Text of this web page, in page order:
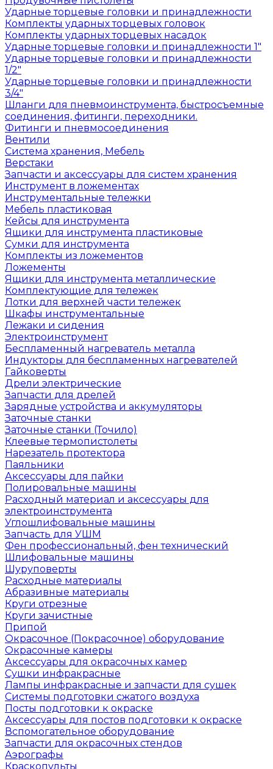
Ударные торцевые головки и принадлежности
Комплекты ударных торцевых головок
Комплекты ударных торцевых насадок
Ударные торцевые головки и принадлежности 1"
Ударные торцевые головки и принадлежности
1/2"
Ударные торцевые головки и принадлежности
3/4"
Шланги для пневмоинструмента, быстросъемные
соединения, фитинги, переходники.
Фитинги и пневмосоединения
Вентили
Система хранения, Мебель
Верстаки
Запчасти и аксессуары для систем хранения
Инструмент в ложементах
Инструментальные тележки
Мебель пластиковая
Кейсы для инструмента
Ящики для инструмента пластиковые
Сумки для инструмента
Комплекты из ложементов
Ложементы
Ящики для инструмента металлические
Комплектующие для тележек
Лотки для верхней части тележек
Шкафы инструментальные
Лежаки и сидения
Электроинструмент
Беспламенный нагреватель металла
Индукторы для беспламенных нагревателей
Гайковерты
Дрели электрические
Запчасти для дрелей
Зарядные устройства и аккумуляторы
Заточные станки
Заточные станки (Точило)
Клеевые термопистолеты
Нарезатель протектора
Паяльники
Аксессуары для пайки
Полировальные машины
Расходный материал и аксессуары для
электроинструмента
Углошлифовальные машины
Запчасть для УШМ
Фен профессиональный, фен технический
Шлифовальные машины
Шуруповерты
Расходные материалы
Абразивные материалы
Круги отрезные
Круги зачистные
Припой
Окрасочное (Покрасочное) оборудование
Окрасочные камеры
Аксессуары для окрасочных камер
Сушки инфракрасные
Лампы инфракрасные и запчасти для сушек
Системы подготовки сжатого воздуха
Посты подготовки к окраске
Аксессуары для постов подготовки к окраске
Вспомогательное оборудование
Запчасти для окрасочных стендов
Аэрографы
Краскопульты